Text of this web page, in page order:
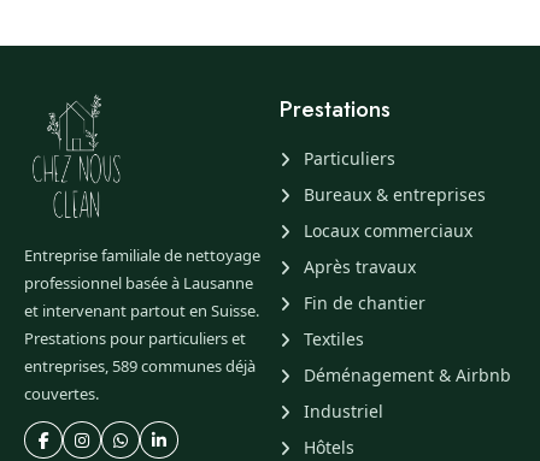
Entreprise familiale de nettoyage
professionnel basée à Lausanne
et intervenant partout en Suisse.
Prestations pour particuliers et
entreprises, 589 communes déjà
couvertes.
Prestations
Particuliers
Bureaux & entreprises
Locaux commerciaux
Après travaux
Fin de chantier
Textiles
Déménagement & Airbnb
Industriel
Hôtels